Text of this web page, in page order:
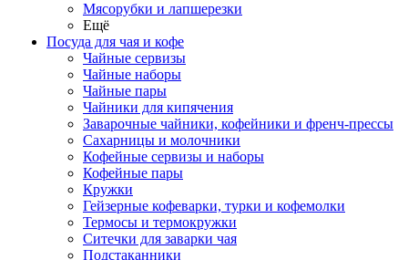
Мясорубки и лапшерезки
Ещё
Посуда для чая и кофе
Чайные сервизы
Чайные наборы
Чайные пары
Чайники для кипячения
Заварочные чайники, кофейники и френч-прессы
Сахарницы и молочники
Кофейные сервизы и наборы
Кофейные пары
Кружки
Гейзерные кофеварки, турки и кофемолки
Термосы и термокружки
Ситечки для заварки чая
Подстаканники